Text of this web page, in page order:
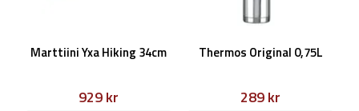
Marttiini Yxa Hiking 34cm
929 kr
Thermos Original 0,75L
289 kr